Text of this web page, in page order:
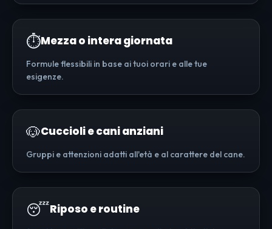
⏱️Mezza o intera giornata
Formule flessibili in base ai tuoi orari e alle tue
esigenze.
🐶Cuccioli e cani anziani
Gruppi e attenzioni adatti all'età e al carattere del cane.
😴Riposo e routine